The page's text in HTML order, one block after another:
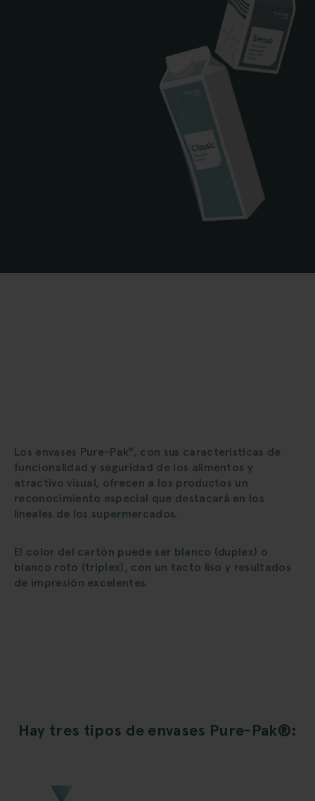
Los envases Pure-Pak® , con sus características de
funcionalidad y seguridad de los alimentos y
atractivo visual, ofrecen a los productos un
reconocimiento especial que destacará en los
lineales de los supermercados.
El color del cartón puede ser blanco (duplex) o
blanco roto (triplex), con un tacto liso y resultados
de impresión excelentes.
Hay tres tipos de envases Pure-Pak®: